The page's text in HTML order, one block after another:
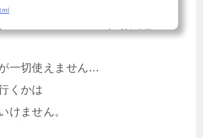
んにちは、しぐぴよです一連の新任務群もい
れて2-5へ！上から行くか下から行くかが、若
えずやってみます！「第十九駆逐隊」敵主力に
は？今回は、2-5でA勝利以上をゲットせよと
一切使えません…
くかは
けません。